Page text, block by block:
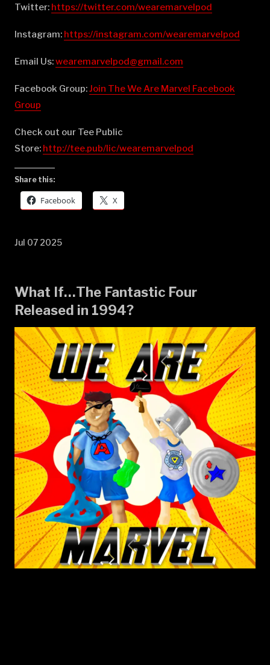
Twitter: ⁠⁠⁠⁠⁠⁠⁠⁠⁠⁠⁠⁠⁠⁠⁠⁠⁠⁠⁠⁠⁠⁠⁠⁠⁠⁠⁠⁠⁠⁠⁠⁠⁠⁠⁠⁠⁠⁠⁠⁠⁠⁠⁠⁠⁠⁠⁠⁠⁠https://twitter.com/wearemarvelpod⁠⁠⁠⁠⁠⁠⁠⁠⁠⁠⁠⁠⁠⁠⁠⁠⁠⁠⁠⁠⁠⁠⁠⁠⁠⁠⁠⁠⁠⁠⁠⁠⁠⁠⁠⁠⁠⁠⁠⁠⁠⁠⁠⁠⁠⁠⁠⁠⁠
Instagram: ⁠⁠⁠⁠⁠⁠⁠⁠⁠⁠⁠⁠⁠⁠⁠⁠⁠⁠⁠⁠⁠⁠⁠⁠⁠⁠⁠⁠⁠⁠⁠⁠⁠⁠⁠⁠⁠⁠⁠⁠⁠⁠⁠⁠⁠⁠⁠⁠⁠https://instagram.com/wearemarvelpod⁠⁠⁠⁠⁠⁠⁠⁠⁠⁠⁠⁠⁠⁠⁠⁠⁠⁠⁠⁠⁠⁠⁠⁠⁠⁠⁠⁠⁠⁠⁠⁠⁠⁠⁠⁠⁠⁠⁠⁠⁠⁠⁠⁠⁠⁠⁠⁠⁠
Email Us:⁠⁠⁠⁠⁠⁠⁠⁠⁠⁠⁠⁠⁠⁠⁠⁠⁠⁠⁠⁠⁠⁠⁠⁠⁠⁠⁠⁠⁠⁠⁠⁠⁠⁠⁠⁠⁠⁠⁠⁠⁠⁠⁠⁠⁠⁠⁠⁠⁠wearemarvelpod@gmail.com⁠⁠⁠⁠⁠⁠⁠⁠⁠⁠⁠⁠⁠⁠⁠⁠⁠⁠⁠⁠⁠⁠⁠⁠⁠⁠⁠⁠⁠⁠⁠⁠⁠⁠⁠⁠⁠⁠⁠⁠⁠⁠⁠⁠⁠⁠⁠⁠⁠
Facebook Group:⁠⁠⁠⁠⁠⁠⁠⁠⁠⁠⁠⁠⁠⁠⁠⁠⁠⁠⁠⁠⁠⁠⁠⁠⁠⁠⁠⁠⁠⁠⁠⁠⁠⁠⁠⁠⁠⁠⁠⁠⁠⁠⁠⁠⁠⁠⁠⁠⁠Join The We Are Marvel Facebook
Group⁠⁠⁠⁠⁠⁠⁠⁠⁠⁠⁠⁠⁠⁠⁠⁠⁠⁠⁠⁠⁠⁠⁠⁠⁠⁠⁠⁠⁠⁠⁠⁠⁠⁠⁠⁠⁠⁠⁠⁠⁠⁠⁠⁠⁠⁠⁠⁠⁠
Check out our Tee Public
Store: ⁠⁠⁠⁠⁠⁠⁠⁠⁠⁠⁠⁠⁠⁠⁠⁠⁠⁠⁠⁠⁠⁠⁠⁠⁠⁠⁠⁠⁠⁠⁠⁠⁠⁠⁠⁠⁠⁠⁠⁠⁠⁠⁠⁠⁠⁠⁠⁠⁠http://tee.pub/lic/wearemarvelpod⁠
Share this:
Facebook X
Jul 07 2025
What If…The Fantastic Four
Released in 1994?